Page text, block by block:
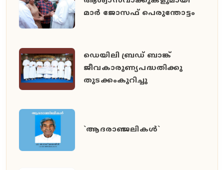
മാർ ജോസഫ് പെരുന്തോട്ടം
ഡെയിലി ബ്രഡ് ബാങ്ക്
ജീവകാരുണ്യപദ്ധതിക്കു
തുടക്കംകുറിച്ചു
`ആദരാഞ്ജലികൾ`